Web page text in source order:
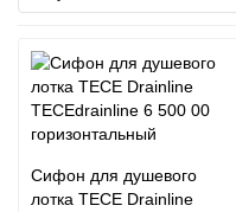
Сифон для душевого
лотка TECE Drainline